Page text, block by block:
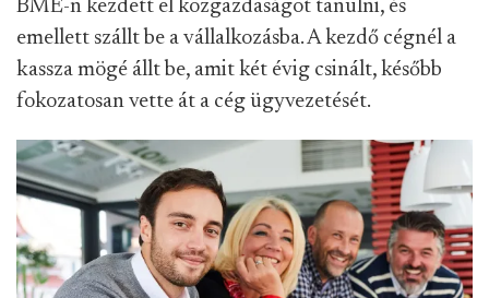
BME-n kezdett el közgazdaságot tanulni, és
emellett szállt be a vállalkozásba. A kezdő cégnél a
kassza mögé állt be, amit két évig csinált, később
fokozatosan vette át a cég ügyvezetését.